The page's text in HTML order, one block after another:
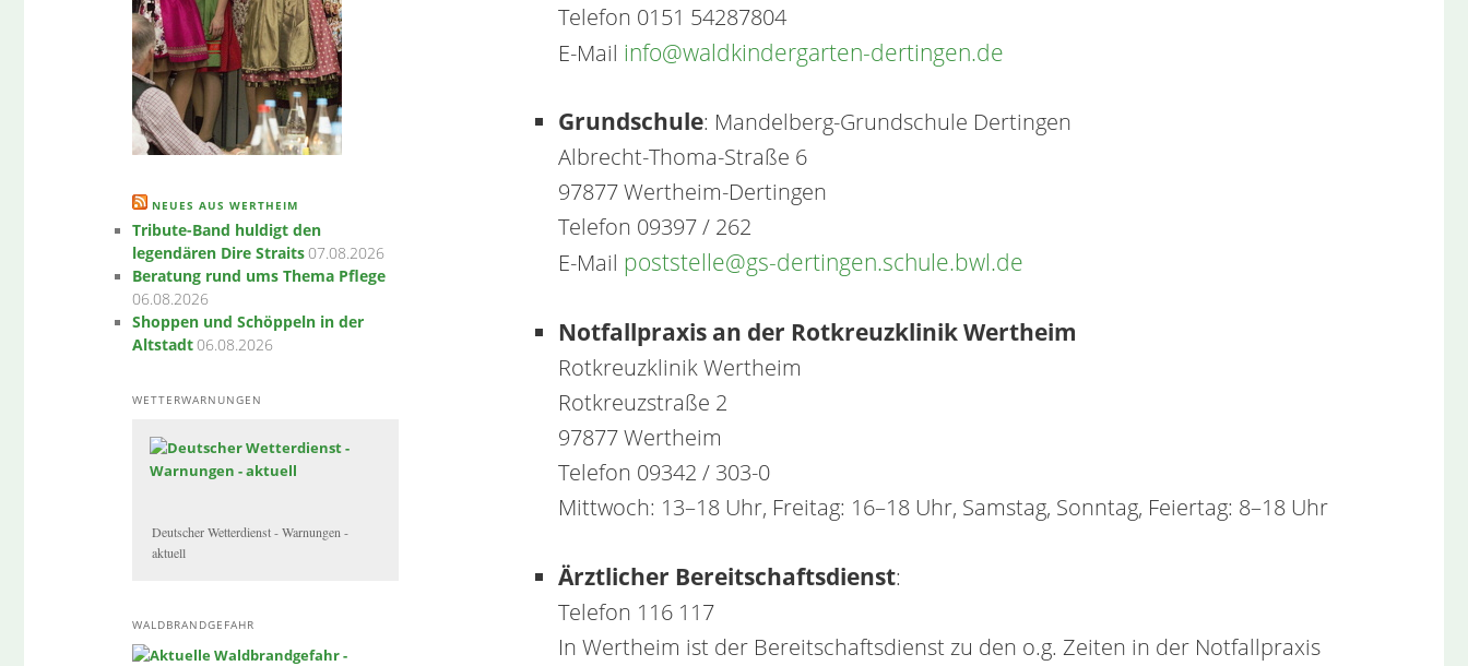
Telefon 0151 54287804
E-Mail info@waldkindergarten-dertingen.de
Grundschule: Mandelberg-Grundschule Dertingen
Albrecht-Thoma-Straße 6
97877 Wertheim-Dertingen
Telefon 09397 / 262
E-Mail poststelle@gs-dertingen.schule.bwl.de
Notfallpraxis an der Rotkreuzklinik Wertheim
Rotkreuzklinik Wertheim
Rotkreuzstraße 2
97877 Wertheim
Telefon 09342 / 303-0
Mittwoch: 13–18 Uhr, Freitag: 16–18 Uhr, Samstag, Sonntag, Feiertag: 8–18 Uhr
Ärztlicher Bereitschaftsdienst:
Telefon 116 117
In Wertheim ist der Bereitschaftsdienst zu den o.g. Zeiten in der Notfallpraxis
NEUES AUS WERTHEIM
Tribute-Band huldigt den
legendären Dire Straits07.08.2026
Beratung rund ums Thema Pflege
06.08.2026
Shoppen und Schöppeln in der
Altstadt06.08.2026
WETTERWARNUNGEN
Deutscher Wetterdienst - Warnungen -
aktuell
WALDBRANDGEFAHR